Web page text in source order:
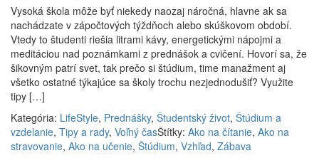
Vysoká škola môže byť niekedy naozaj náročná, hlavne ak sa
nachádzate v zápočtových týždňoch alebo skúškovom období.
Vtedy to študenti riešia litrami kávy, energetickými nápojmi a
meditáciou nad poznámkami z prednášok a cvičení. Hovorí sa, že
šikovným patrí svet, tak prečo si štúdium, time manažment aj
všetko ostatné týkajúce sa školy trochu nezjednodušiť? Využite
tipy […]
Kategória: LifeStyle, Prednášky, Študentský život, Štúdium a
vzdelanie, Tipy a rady, Voľný časŠtítky: Ako na čítanie, Ako na
stravovanie, Ako na učenie, Štúdium, Vzhľad, Zábava